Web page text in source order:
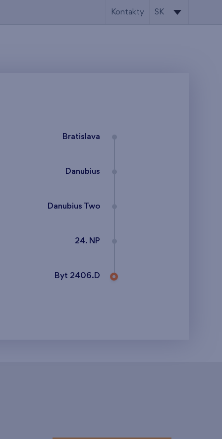
Kontakty SK
Bratislava
Danubius
Danubius Two
24. NP
Byt 2406.D